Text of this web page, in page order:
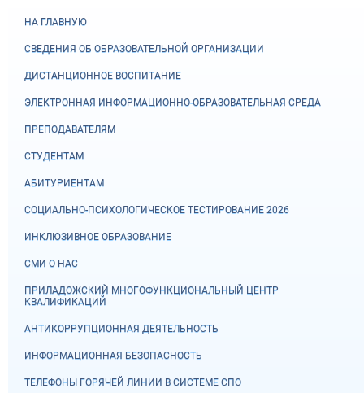
НА ГЛАВНУЮ
СВЕДЕНИЯ ОБ ОБРАЗОВАТЕЛЬНОЙ ОРГАНИЗАЦИИ
ДИСТАНЦИОННОЕ ВОСПИТАНИЕ
ЭЛЕКТРОННАЯ ИНФОРМАЦИОННО-ОБРАЗОВАТЕЛЬНАЯ СРЕДА
ПРЕПОДАВАТЕЛЯМ
СТУДЕНТАМ
АБИТУРИЕНТАМ
СОЦИАЛЬНО-ПСИХОЛОГИЧЕСКОЕ ТЕСТИРОВАНИЕ 2026
ИНКЛЮЗИВНОЕ ОБРАЗОВАНИЕ
СМИ О НАС
ПРИЛАДОЖСКИЙ МНОГОФУНКЦИОНАЛЬНЫЙ ЦЕНТР
КВАЛИФИКАЦИЙ
АНТИКОРРУПЦИОННАЯ ДЕЯТЕЛЬНОСТЬ
ИНФОРМАЦИОННАЯ БЕЗОПАСНОСТЬ
ТЕЛЕФОНЫ ГОРЯЧЕЙ ЛИНИИ В СИСТЕМЕ СПО